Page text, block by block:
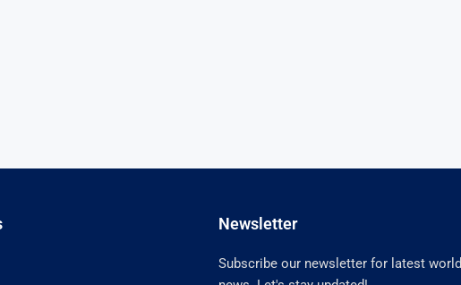
Newsletter
Subscribe our newsletter for latest world